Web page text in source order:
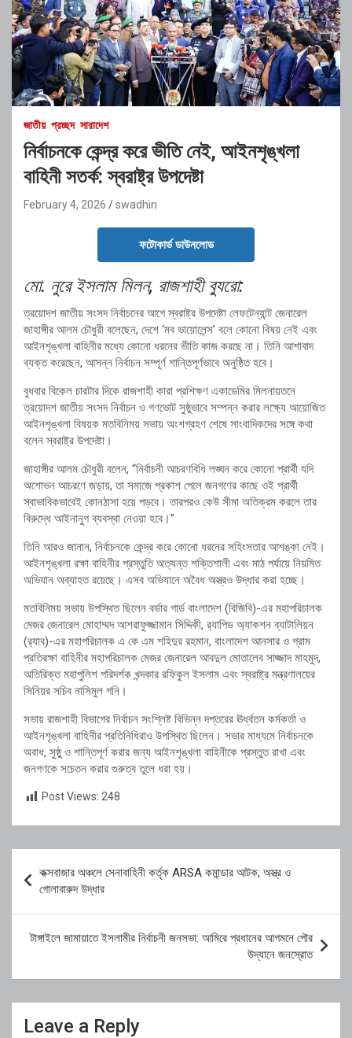
জাতীয় প্রচ্ছদ সারাদেশ
নির্বাচনকে কেন্দ্র করে ভীতি নেই, আইনশৃঙ্খলা
বাহিনী সতর্ক: স্বরাষ্ট্র উপদেষ্টা
February 4, 2026 swadhin
ফটোকার্ড ডাউনলোড
মো. নুরে ইসলাম মিলন, রাজশাহী ব্যুরো:
ত্রয়োদশ জাতীয় সংসদ নির্বাচনের আগে স্বরাষ্ট্র উপদেষ্টা লেফটেন্যান্ট জেনারেল
জাহাঙ্গীর আলম চৌধুরী বলেছেন, দেশে ‘মব ভায়োলেন্স’ বলে কোনো বিষয় নেই এবং
আইনশৃঙ্খলা বাহিনীর মধ্যে কোনো ধরনের ভীতি কাজ করছে না। তিনি আশাবাদ
ব্যক্ত করেছেন, আসন্ন নির্বাচন সম্পূর্ণ শান্তিপূর্ণভাবে অনুষ্ঠিত হবে।
বুধবার বিকেল চারটার দিকে রাজশাহী কারা প্রশিক্ষণ একাডেমির মিলনায়তনে
ত্রয়োদশ জাতীয় সংসদ নির্বাচন ও গণভোট সুষ্ঠুভাবে সম্পন্ন করার লক্ষ্যে আয়োজিত
আইনশৃঙ্খলা বিষয়ক মতবিনিময় সভায় অংশগ্রহণ শেষে সাংবাদিকদের সঙ্গে কথা
বলেন স্বরাষ্ট্র উপদেষ্টা।
জাহাঙ্গীর আলম চৌধুরী বলেন, “নির্বাচনী আচরণবিধি লঙ্ঘন করে কোনো প্রার্থী যদি
অশোভন আচরণে জড়ায়, তা সমাজে প্রকাশ পেলে জনগণের কাছে ওই প্রার্থী
স্বাভাবিকভাবেই কোনঠাসা হয়ে পড়বে। তারপরও কেউ সীমা অতিক্রম করলে তার
বিরুদ্ধে আইনানুগ ব্যবস্থা নেওয়া হবে।”
তিনি আরও জানান, নির্বাচনকে কেন্দ্র করে কোনো ধরনের সহিংসতার আশঙ্কা নেই।
আইনশৃঙ্খলা রক্ষা বাহিনীর প্রস্তুতি অত্যন্ত শক্তিশালী এবং মাঠ পর্যায়ে নিয়মিত
অভিযান অব্যাহত রয়েছে। এসব অভিযানে অবৈধ অস্ত্রও উদ্ধার করা হচ্ছে।
মতবিনিময় সভায় উপস্থিত ছিলেন বর্ডার গার্ড বাংলাদেশ (বিজিবি)-এর মহাপরিচালক
মেজর জেনারেল মোহাম্মদ আশরাফুজ্জামান সিদ্দিকী, র‍্যাপিড অ্যাকশন ব্যাটালিয়ন
(র‍্যাব)-এর মহাপরিচালক এ কে এম শহিদুর রহমান, বাংলাদেশ আনসার ও গ্রাম
প্রতিরক্ষা বাহিনীর মহাপরিচালক মেজর জেনারেল আবদুল মোতালেব সাজ্জাদ মাহমুদ,
অতিরিক্ত মহাপুলিশ পরিদর্শক খন্দকার রফিকুল ইসলাম এবং স্বরাষ্ট্র মন্ত্রণালয়ের
সিনিয়র সচিব নাসিমুল গনি।
সভায় রাজশাহী বিভাগের নির্বাচন সংশ্লিষ্ট বিভিন্ন দপ্তরের ঊর্ধ্বতন কর্মকর্তা ও
আইনশৃঙ্খলা বাহিনীর প্রতিনিধিরাও উপস্থিত ছিলেন। সভার মাধ্যমে নির্বাচনকে
অবাধ, সুষ্ঠু ও শান্তিপূর্ণ করার জন্য আইনশৃঙ্খলা বাহিনীকে প্রস্তুত রাখা এবং
জনগণকে সচেতন করার গুরুত্ব তুলে ধরা হয়।
Post Views: 248
navigation
কক্সবাজার অঞ্চলে সেনাবাহিনী কর্তৃক ARSA কমান্ডার আটক; অস্ত্র ও
গোলাবারুদ উদ্ধার
টাঙ্গাইলে জামায়াতে ইসলামীর নির্বাচনী জনসভা: আমিরে প্রধানের আগমনে পৌর
উদ্যানে জনস্রোত
Leave a Reply